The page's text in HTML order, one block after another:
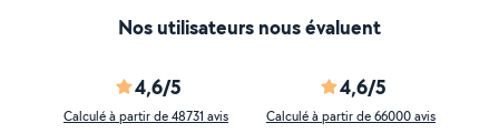
Nos utilisateurs nous évaluent
4,6/5
Calculé à partir de 48731 avis
4,6/5
Calculé à partir de 66000 avis